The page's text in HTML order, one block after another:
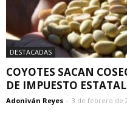
DESTACADAS
COYOTES SACAN
DE IMPUESTO ESTATAL
Adoniván Reyes - 3 de febrero de